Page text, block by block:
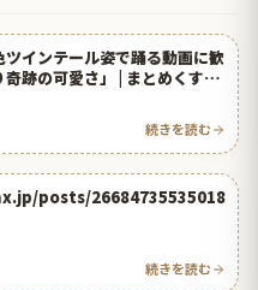
インテール姿で踊る動画に歓
跡の可愛さ」 | まとめくすア
続きを読む
posts/26684735535018
続きを読む